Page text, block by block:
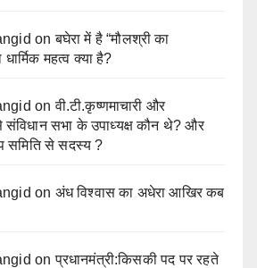
onबघेरा में है “मौलश्री का
महत्व क्या है?
onवी.टी.कृष्णमाचारी और
संविधान सभा के उपाध्यक्ष कौन थे? और
समिति से सदस्य ?
on अंध विश्वास का अधेरा आखिर कब
onप्रधानमंत्री:किसकी पद पर रहते